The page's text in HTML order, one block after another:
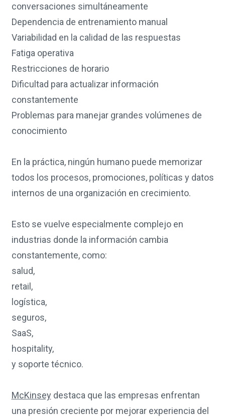
conversaciones simultáneamente
Dependencia de entrenamiento manual
Variabilidad en la calidad de las respuestas
Fatiga operativa
Restricciones de horario
Dificultad para actualizar información
constantemente
Problemas para manejar grandes volúmenes de
conocimiento
En la práctica, ningún humano puede memorizar
todos los procesos, promociones, políticas y datos
internos de una organización en crecimiento.
Esto se vuelve especialmente complejo en
industrias donde la información cambia
constantemente, como:
salud,
retail,
logística,
seguros,
SaaS,
hospitality,
y soporte técnico.
McKinsey destaca que las empresas enfrentan
una presión creciente por mejorar experiencia del